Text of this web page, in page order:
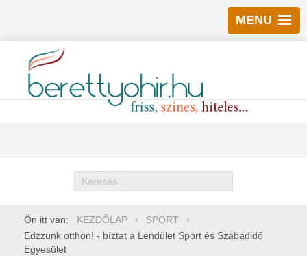
MENU
Keresés
Ön itt van: KEZDŐLAP
SPORT
Edzzünk otthon! - bíztat a Lendület Sport és Szabadidő
Egyesület